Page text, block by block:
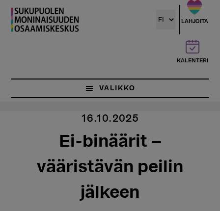
Hyppää
pääsisältöön
LAHJOITA
KALENTERI
VALIKKO
16.10.2025
Ei-binäärit –
vääristävän peilin
jälkeen